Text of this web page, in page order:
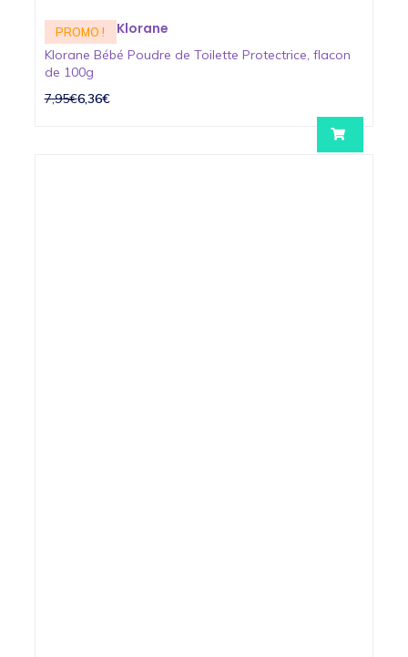
PROMO ! Klorane
Klorane Bébé Poudre de Toilette Protectrice, flacon
de 100g
7,95€6,36€